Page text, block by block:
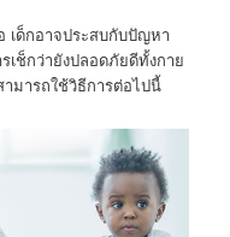
เด็กอาจประสบกับปัญหา
เช็กว่ายังปลอดภัยดีทั้งกาย
ามารถใช้วิธีการต่อไปนี้